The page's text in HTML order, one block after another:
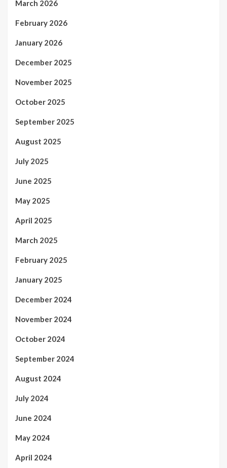
March 2026
February 2026
January 2026
December 2025
November 2025
October 2025
September 2025
August 2025
July 2025
June 2025
May 2025
April 2025
March 2025
February 2025
January 2025
December 2024
November 2024
October 2024
September 2024
August 2024
July 2024
June 2024
May 2024
April 2024